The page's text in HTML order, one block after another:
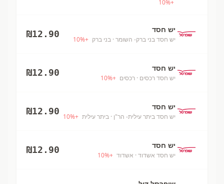
+
10%
יש חסד
יש חסד בני ברק- השומר · בני ברק +
10%
₪12.90
יש חסד
יש חסד רכסים · רכסים +
10%
₪12.90
יש חסד
יש חסד ביתר עילית- הר"ן · ביתר עילית +
10%
₪12.90
יש חסד
יש חסד אשדוד · אשדוד +
10%
₪12.90